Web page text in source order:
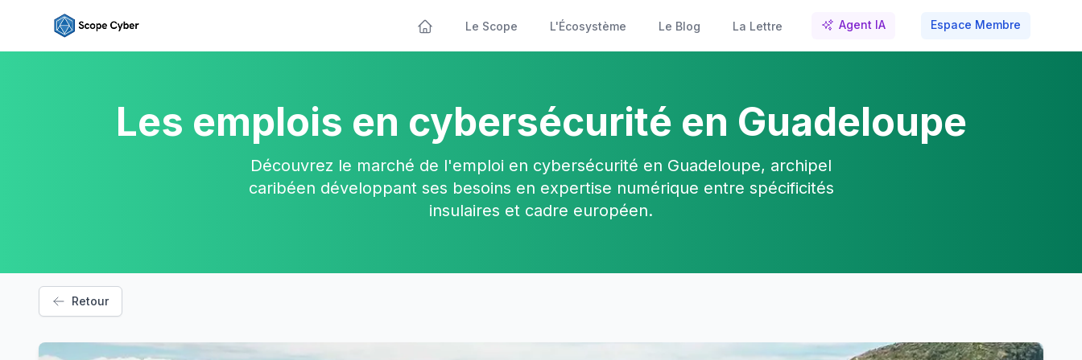
Le Scope L'Écosystème Le Blog La Lettre Agent IA Espace Membre
Les emplois en cybersécurité en Guadeloupe
Découvrez le marché de l'emploi en cybersécurité en Guadeloupe, archipel
caribéen développant ses besoins en expertise numérique entre spécificités
insulaires et cadre européen.
Retour